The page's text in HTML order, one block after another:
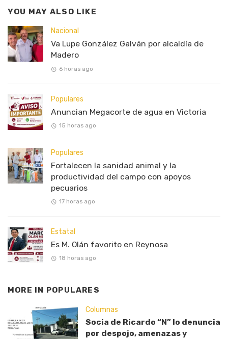
YOU MAY ALSO LIKE
Nacional
Va Lupe González Galván por alcaldía de
Madero
6 horas ago
Populares
Anuncian Megacorte de agua en Victoria
15 horas ago
Populares
Fortalecen la sanidad animal y la
productividad del campo con apoyos
pecuarios
17 horas ago
Estatal
Es M. Olán favorito en Reynosa
18 horas ago
MORE IN POPULARES
Columnas
Socia de Ricardo “N” lo denuncia
por despojo, amenazas y